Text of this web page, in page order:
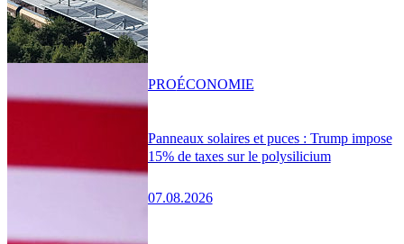
Panneaux solaires et puces : Trump impose
15% de taxes sur le polysilicium
07.08.2026
PROÉCONOMIE